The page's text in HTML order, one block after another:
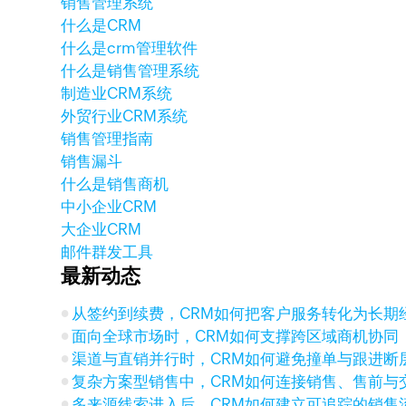
什么是CRM
什么是crm管理软件
什么是销售管理系统
制造业CRM系统
外贸行业CRM系统
销售管理指南
销售漏斗
什么是销售商机
中小企业CRM
大企业CRM
邮件群发工具
最新动态
从签约到续费，CRM如何把客户服务转化为长期
面向全球市场时，CRM如何支撑跨区域商机协同
渠道与直销并行时，CRM如何避免撞单与跟进断
复杂方案型销售中，CRM如何连接销售、售前与